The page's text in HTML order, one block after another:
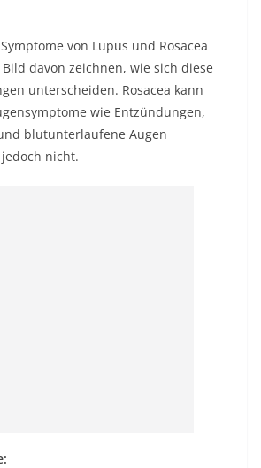
von Lupus und Rosacea
davon zeichnen, wie sich diese
unterscheiden. Rosacea kann
wie Entzündungen,
blutunterlaufene Augen
nicht.